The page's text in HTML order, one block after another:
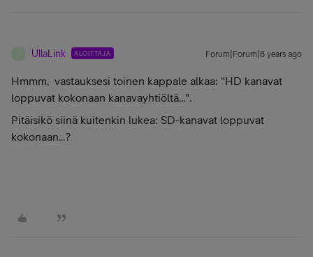
UllaLink ALOITTAJA Forum|Forum|8 years ago
Hmmm, vastauksesi toinen kappale alkaa: "HD kanavat
loppuvat kokonaan kanavayhtiöltä...".
Pitäisikö siinä kuitenkin lukea: SD-kanavat loppuvat
kokonaan...?